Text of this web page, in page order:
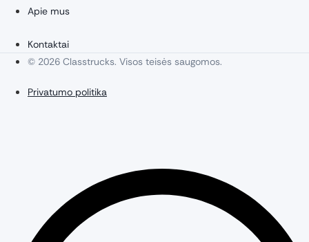
Apie mus
Kontaktai
© 2026 Classtrucks. Visos teisės saugomos.
Privatumo politika